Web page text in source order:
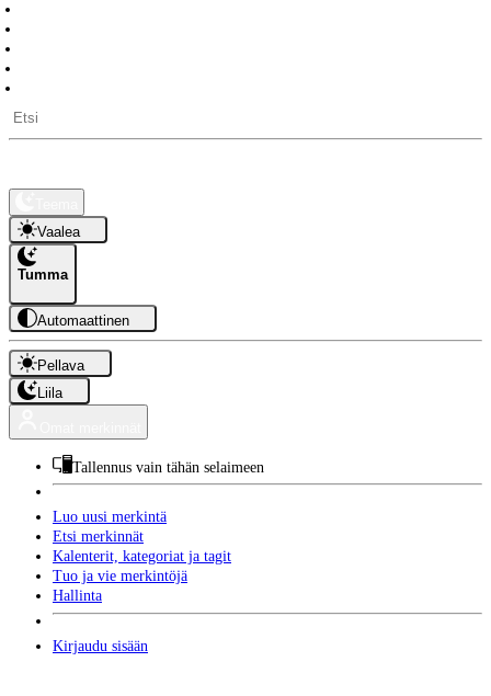
Vaalea
Tumma
Automaattinen
Pellava
Liila
Tallennus vain tähän selaimeen
Luo uusi merkintä
Etsi merkinnät
Kalenterit, kategoriat ja tagit
Tuo ja vie merkintöjä
Hallinta
Kirjaudu sisään